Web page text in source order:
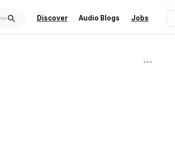
Discover Audio Blogs Jobs